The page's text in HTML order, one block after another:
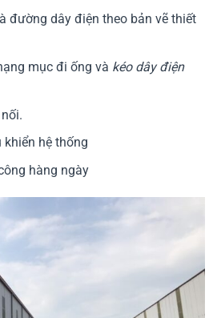
đường dây điện theo bản vẽ thiết
mục đi ống và kéo dây điện
hệ thống
hàng ngày